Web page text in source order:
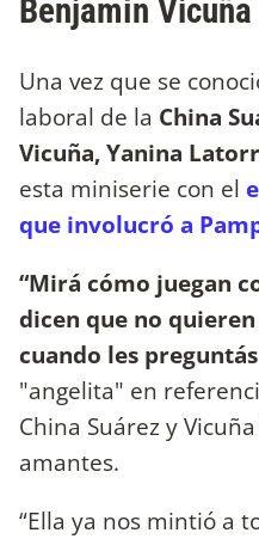
Benjamín Vicuña
Una vez que se
laboral de la China
Vicuña, Yanina
esta miniserie con el
que involucró a
“Mirá cómo juegan
dicen que no
cuando les
"angelita" en
China Suárez y
amantes.
“Ella ya nos mintió a